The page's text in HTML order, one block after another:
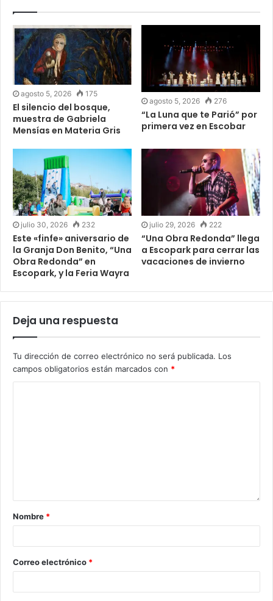
agosto 5, 2026 175
El silencio del bosque,
muestra de Gabriela
Mensías en Materia Gris
agosto 5, 2026 276
“La Luna que te Parió” por
primera vez en Escobar
julio 30, 2026 232
Este «finfe» aniversario de
la Granja Don Benito, “Una
Obra Redonda” en
Escopark, y la Feria Wayra
julio 29, 2026 222
“Una Obra Redonda” llega
a Escopark para cerrar las
vacaciones de invierno
Deja una respuesta
Tu dirección de correo electrónico no será publicada. Los
campos obligatorios están marcados con *
Nombre *
Correo electrónico *